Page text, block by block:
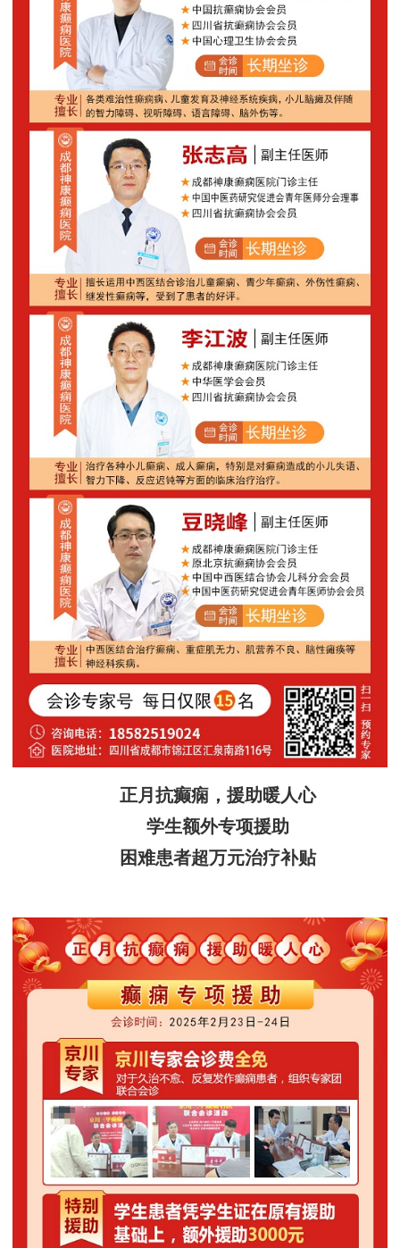
正月抗癫痫，援助暖人心
学生额外专项援助
困难患者超万元治疗补贴